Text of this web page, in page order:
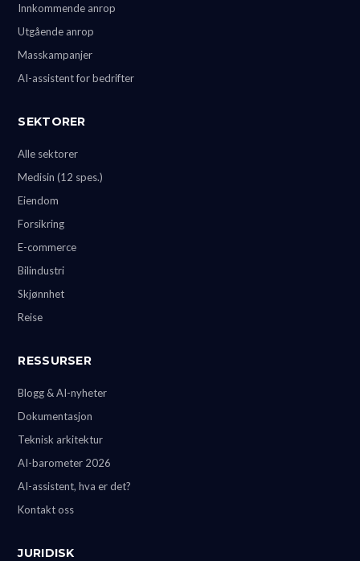
Innkommende anrop
Utgående anrop
Masskampanjer
AI-assistent for bedrifter
SEKTORER
Alle sektorer
Medisin (12 spes.)
Eiendom
Forsikring
E-commerce
Bilindustri
Skjønnhet
Reise
RESSURSER
Blogg & AI-nyheter
Dokumentasjon
Teknisk arkitektur
AI-barometer 2026
AI-assistent, hva er det?
Kontakt oss
JURIDISK